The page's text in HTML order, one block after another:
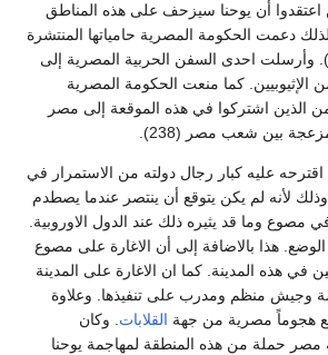
اعتقدوا أن يوحنا سيزحف على هذه المناطق
عليها (236). لذلك دعمت الحكومة المصرية حامياتها المنتشرة
في هذه المناطق (237). وأرسلت احدى السفن الحربية المصرية إلى
الإثيوبيين. كما منعت الحكومة المصرية
اشتركوا في هذه الموقعة إلى مصر
بين شعب مصر (238).
عليه كبار رجال دولته من الاستمرار في
لأنه لم يكن يتوقع أن ينتصر عندما يصطدم
مصوع وما قد يثيره ذلك عند الدول الاوروبية.
هذا بالاضافة إلى أن الاغارة على مصوع
في هذه المدينة. كما ان الاغارة على المدينة
وجيش منظم ومدرب على تنفيذها. وعلاوة
هجوماً مصرية من جهة القلابات . وكان
مصر حملة من هذه المنطقة لمهاجمة يوحنا